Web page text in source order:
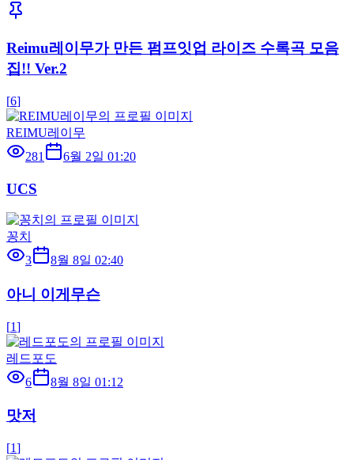
Reimu레이무가 만든 펌프잇업 라이즈 수록곡 모음
집!! Ver.2
[6]
REIMU레이무
281
6월 2일 01:20
UCS
꽁치
3
8월 8일 02:40
아니 이게무슨
[1]
레드포도
6
8월 8일 01:12
맛저
[1]